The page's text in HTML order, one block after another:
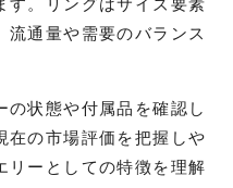
流通量や需要のバランス
の状態や付属品を確認し
在の市場評価を把握しや
リーとしての特徴を理解